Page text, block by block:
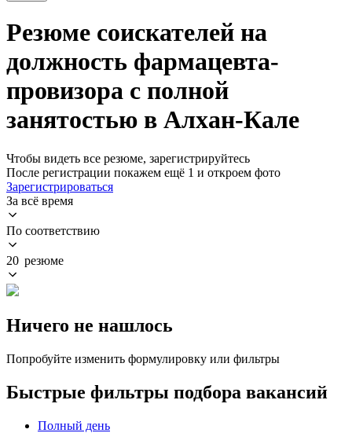
Резюме соискателей на
должность фармацевта-
провизора с полной
занятостью в Алхан-Кале
Чтобы видеть все резюме, зарегистрируйтесь
После регистрации покажем ещё 1 и откроем фото
Зарегистрироваться
За всё время
По соответствию
20 резюме
Ничего не нашлось
Попробуйте изменить формулировку или фильтры
Быстрые фильтры подбора вакансий
Полный день